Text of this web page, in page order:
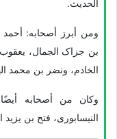
الحدیث.
ومن أبرز أصحابه:
بن جزاک الجمال، یعقوب
الخادم، ونضر بن محمد
وکان من أصحابه
النیسابوری، فتح بن